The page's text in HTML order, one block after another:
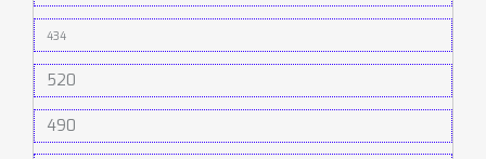
434
520
490